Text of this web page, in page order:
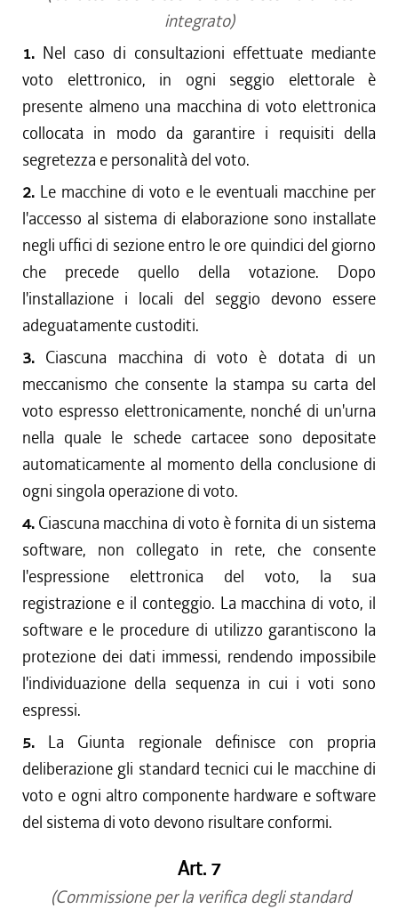
integrato)
1. Nel caso di consultazioni effettuate mediante
voto elettronico, in ogni seggio elettorale è
presente almeno una macchina di voto elettronica
collocata in modo da garantire i requisiti della
segretezza e personalità del voto.
2. Le macchine di voto e le eventuali macchine per
l'accesso al sistema di elaborazione sono installate
negli uffici di sezione entro le ore quindici del giorno
che precede quello della votazione. Dopo
l'installazione i locali del seggio devono essere
adeguatamente custoditi.
3. Ciascuna macchina di voto è dotata di un
meccanismo che consente la stampa su carta del
voto espresso elettronicamente, nonché di un'urna
nella quale le schede cartacee sono depositate
automaticamente al momento della conclusione di
ogni singola operazione di voto.
4. Ciascuna macchina di voto è fornita di un sistema
software, non collegato in rete, che consente
l'espressione elettronica del voto, la sua
registrazione e il conteggio. La macchina di voto, il
software e le procedure di utilizzo garantiscono la
protezione dei dati immessi, rendendo impossibile
l'individuazione della sequenza in cui i voti sono
espressi.
5. La Giunta regionale definisce con propria
deliberazione gli standard tecnici cui le macchine di
voto e ogni altro componente hardware e software
del sistema di voto devono risultare conformi.
Art. 7
(Commissione per la verifica degli standard